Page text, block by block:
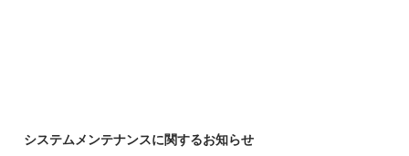
システムメンテナンスに関するお知らせ